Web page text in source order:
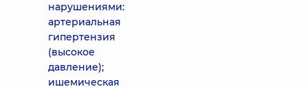
нарушениями:
артериальная
гипертензия
(высокое
давление);
ишемическая